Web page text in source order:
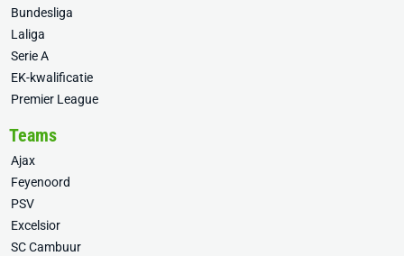
Bundesliga
Laliga
Serie A
EK-kwalificatie
Premier League
Teams
Ajax
Feyenoord
PSV
Excelsior
SC Cambuur